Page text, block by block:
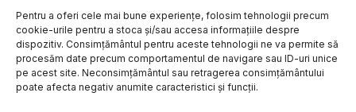
Pentru a oferi cele mai bune experiențe, folosim tehnologii precum
cookie-urile pentru a stoca și/sau accesa informațiile despre
dispozitiv. Consimțământul pentru aceste tehnologii ne va permite să
procesăm date precum comportamentul de navigare sau ID-uri unice
pe acest site. Neconsimțământul sau retragerea consimțământului
poate afecta negativ anumite caracteristici și funcții.